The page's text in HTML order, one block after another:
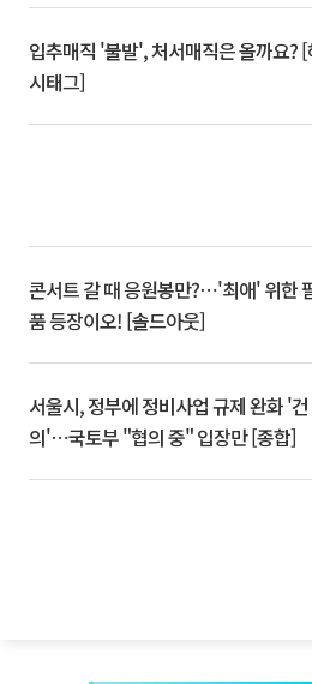
입추매직 '불발', 처서매직은 올까요? [
시태그]
콘서트 갈 때 응원봉만?⋯'최애' 위한
품 등장이오! [솔드아웃]
서울시, 정부에 정비사업 규제 완화 '건
의'⋯국토부 "협의 중" 입장만 [종합]